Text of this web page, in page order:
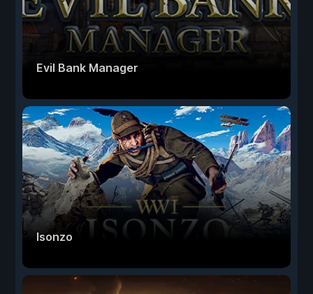
Evil Bank Manager
Isonzo